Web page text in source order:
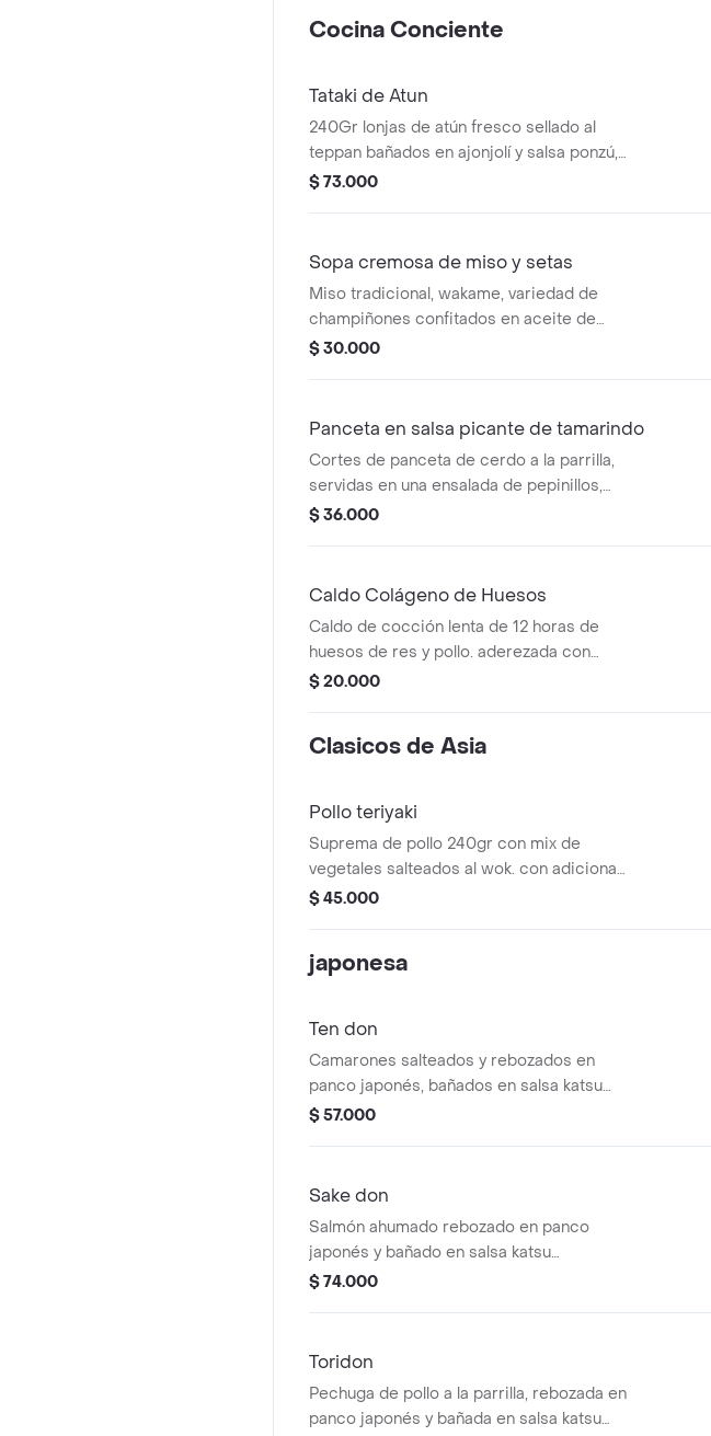
Cocina Conciente
Tataki de Atun
240Gr lonjas de atún fresco sellado al
teppan bañados en ajonjolí y salsa ponzú,
acompañado de ensalada verde de la
$ 73.000
Sopa cremosa de miso y setas
Miso tradicional, wakame, variedad de
champiñones confitados en aceite de
oliva y caldo de huesos artesanal.
$ 30.000
Panceta en salsa picante de tamarindo
Cortes de panceta de cerdo a la parrilla,
servidas en una ensalada de pepinillos,
cilantro, cebolla ocañera y salsa picante
$ 36.000
Caldo Colágeno de Huesos
Caldo de cocción lenta de 12 horas de
huesos de res y pollo. aderezada con
curcuma, pimienta y sal marina.
$ 20.000
Clasicos de Asia
Pollo teriyaki
Suprema de pollo 240gr con mix de
vegetales salteados al wok. con adicional
de arroz aromatizado
$ 45.000
japonesa
Ten don
Camarones salteados y rebozados en
panco japonés, bañados en salsa katsu
artesanal, en cama de arroz aromatizado
$ 57.000
Sake don
Salmón ahumado rebozado en panco
japonés y bañado en salsa katsu
artesanal, en cama de arroz aromatizado
$ 74.000
Toridon
Pechuga de pollo a la parrilla, rebozada en
panco japonés y bañada en salsa katsu